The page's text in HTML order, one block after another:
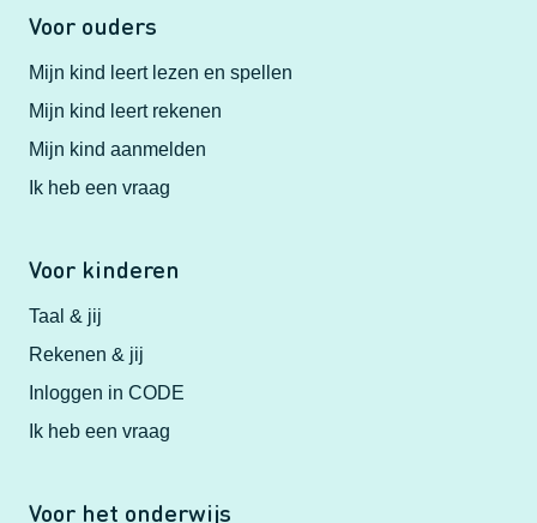
Voor ouders
Mijn kind leert lezen en spellen
Mijn kind leert rekenen
Mijn kind aanmelden
Ik heb een vraag
Voor kinderen
Taal & jij
Rekenen & jij
Inloggen in CODE
Ik heb een vraag
Voor het onderwijs